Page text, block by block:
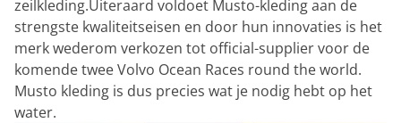
zeilkleding.Uiteraard voldoet Musto-kleding aan de
strengste kwaliteitseisen en door hun innovaties is het
merk wederom verkozen tot official-supplier voor de
komende twee Volvo Ocean Races round the world.
Musto kleding is dus precies wat je nodig hebt op het
water.